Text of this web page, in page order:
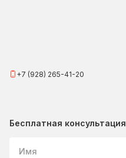
+7 (928) 265-41-20
Бесплатная консультация